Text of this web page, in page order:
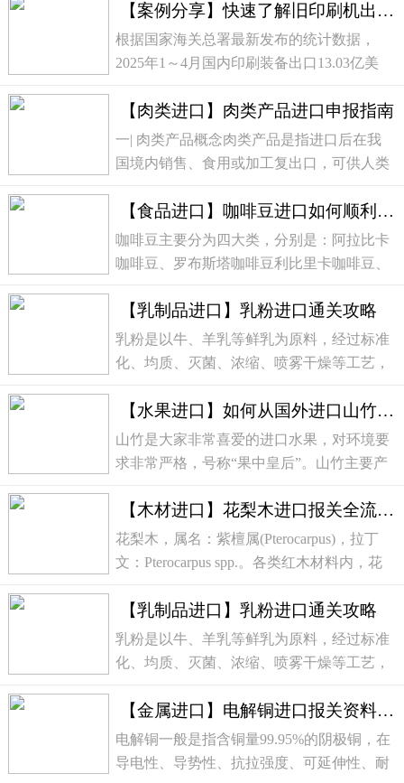
式、悬挂式三种。大型青贮机，目前仍然是
欧美跨国公司的天下，国内用户也更认可纽
荷兰、克拉斯...
【案例分享】快速了解旧印刷机出口全流程
根据国家海关总署最新发布的统计数据，
2025年1～4月国内印刷装备出口13.03亿美
设备出口6987.92万美元（同比增长6%）、
印刷设备出口8.31亿美元（同比增长
23%）、印后设备出口4....
【肉类进口】肉类产品进口申报指南
一| 肉类产品概念肉类产品是指进口后在我
国境内销售、食用或加工复出口，可供人类
副产品及其熟制加工品，包括冰鲜肉类、冷
冻肉类、腌制肉类、熏制肉类、熟制肉类制
品、肉类罐...
【食品进口】咖啡豆进口如何顺利通关
咖啡豆主要分为四大类，分别是：阿拉比卡
咖啡豆、罗布斯塔咖啡豆利比里卡咖啡豆、
有的风味，如阿拉比卡咖啡豆香气浓郁、甜
度高。咖啡豆通常储存在干燥、避光、恒温
的环境中，...
【乳制品进口】乳粉进口通关攻略
乳粉是以牛、羊乳等鲜乳为原料，经过标准
化、均质、灭菌、浓缩、喷雾干燥等工艺，
脂乳粉或部分脱脂乳粉。一、乳粉进口报关
单证资料1、原产地证2、卫生证3、动植检
证4、自动进...
【水果进口】如何从国外进口山竹你了解吗？
山竹是大家非常喜爱的进口水果，对环境要
求非常严格，号称“果中皇后”。山竹主要产
果之一。目前获得我国准入的鲜山竹输出国
家为：马来西亚、缅甸、泰国、越南和印度
尼西亚。...
【木材进口】花梨木进口报关全流程解析
花梨木，属名：紫檀属(Pterocarpus)，拉丁
文：Pterocarpus spp.。各类红木材料内，花
价比高，原材料价格合理，制造出来的家具
价位也比较亲民，加之其色调明快，触摸的
手感和质...
【乳制品进口】乳粉进口通关攻略
乳粉是以牛、羊乳等鲜乳为原料，经过标准
化、均质、灭菌、浓缩、喷雾干燥等工艺，
脂乳粉或部分脱脂乳粉。一、乳粉进口报关
单证资料1、原产地证2、卫生证3、动植检
证4、自动进...
【金属进口】电解铜进口报关资料流程及海关编码归类
电解铜一般是指含铜量99.95%的阴极铜，在
导电性、导势性、抗拉强度、可延伸性、耐